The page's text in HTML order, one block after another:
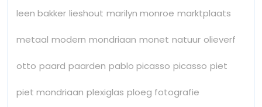
leen bakker lieshout marilyn monroe marktplaats
metaal modern mondriaan monet natuur olieverf
otto paard paarden pablo picasso picasso piet
piet mondriaan plexiglas ploeg fotografie